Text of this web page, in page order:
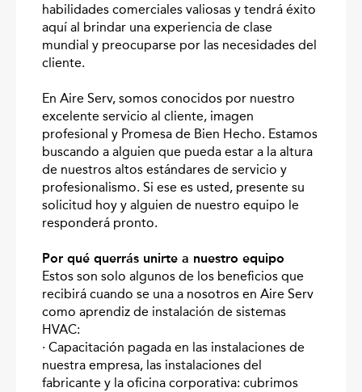
habilidades comerciales valiosas y tendrá éxito
aquí al brindar una experiencia de clase
mundial y preocuparse por las necesidades del
cliente.
En Aire Serv, somos conocidos por nuestro
excelente servicio al cliente, imagen
profesional y Promesa de Bien Hecho. Estamos
buscando a alguien que pueda estar a la altura
de nuestros altos estándares de servicio y
profesionalismo. Si ese es usted, presente su
solicitud hoy y alguien de nuestro equipo le
responderá pronto.
Por qué querrás unirte a nuestro equipo
Estos son solo algunos de los beneficios que
recibirá cuando se una a nosotros en Aire Serv
como aprendiz de instalación de sistemas
HVAC:
· Capacitación pagada en las instalaciones de
nuestra empresa, las instalaciones del
fabricante y la oficina corporativa: cubrimos